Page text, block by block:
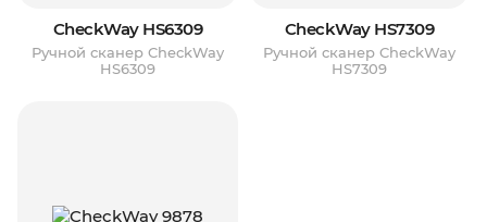
CheckWay HS6309
Ручной сканер CheckWay
HS6309
CheckWay HS7309
Ручной сканер CheckWay
HS7309